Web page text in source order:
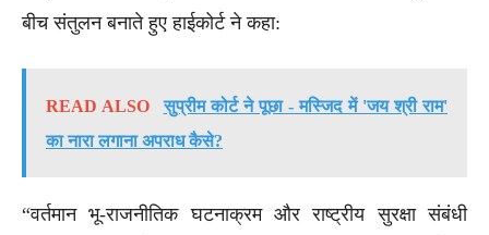
बीच संतुलन बनाते हुए हाईकोर्ट ने कहा:
READ ALSO
सुप्रीम कोर्ट ने पूछा - मस्जिद में 'जय श्री राम'
का नारा लगाना अपराध कैसे?
“वर्तमान भू-राजनीतिक घटनाक्रम और राष्ट्रीय सुरक्षा संबंधी